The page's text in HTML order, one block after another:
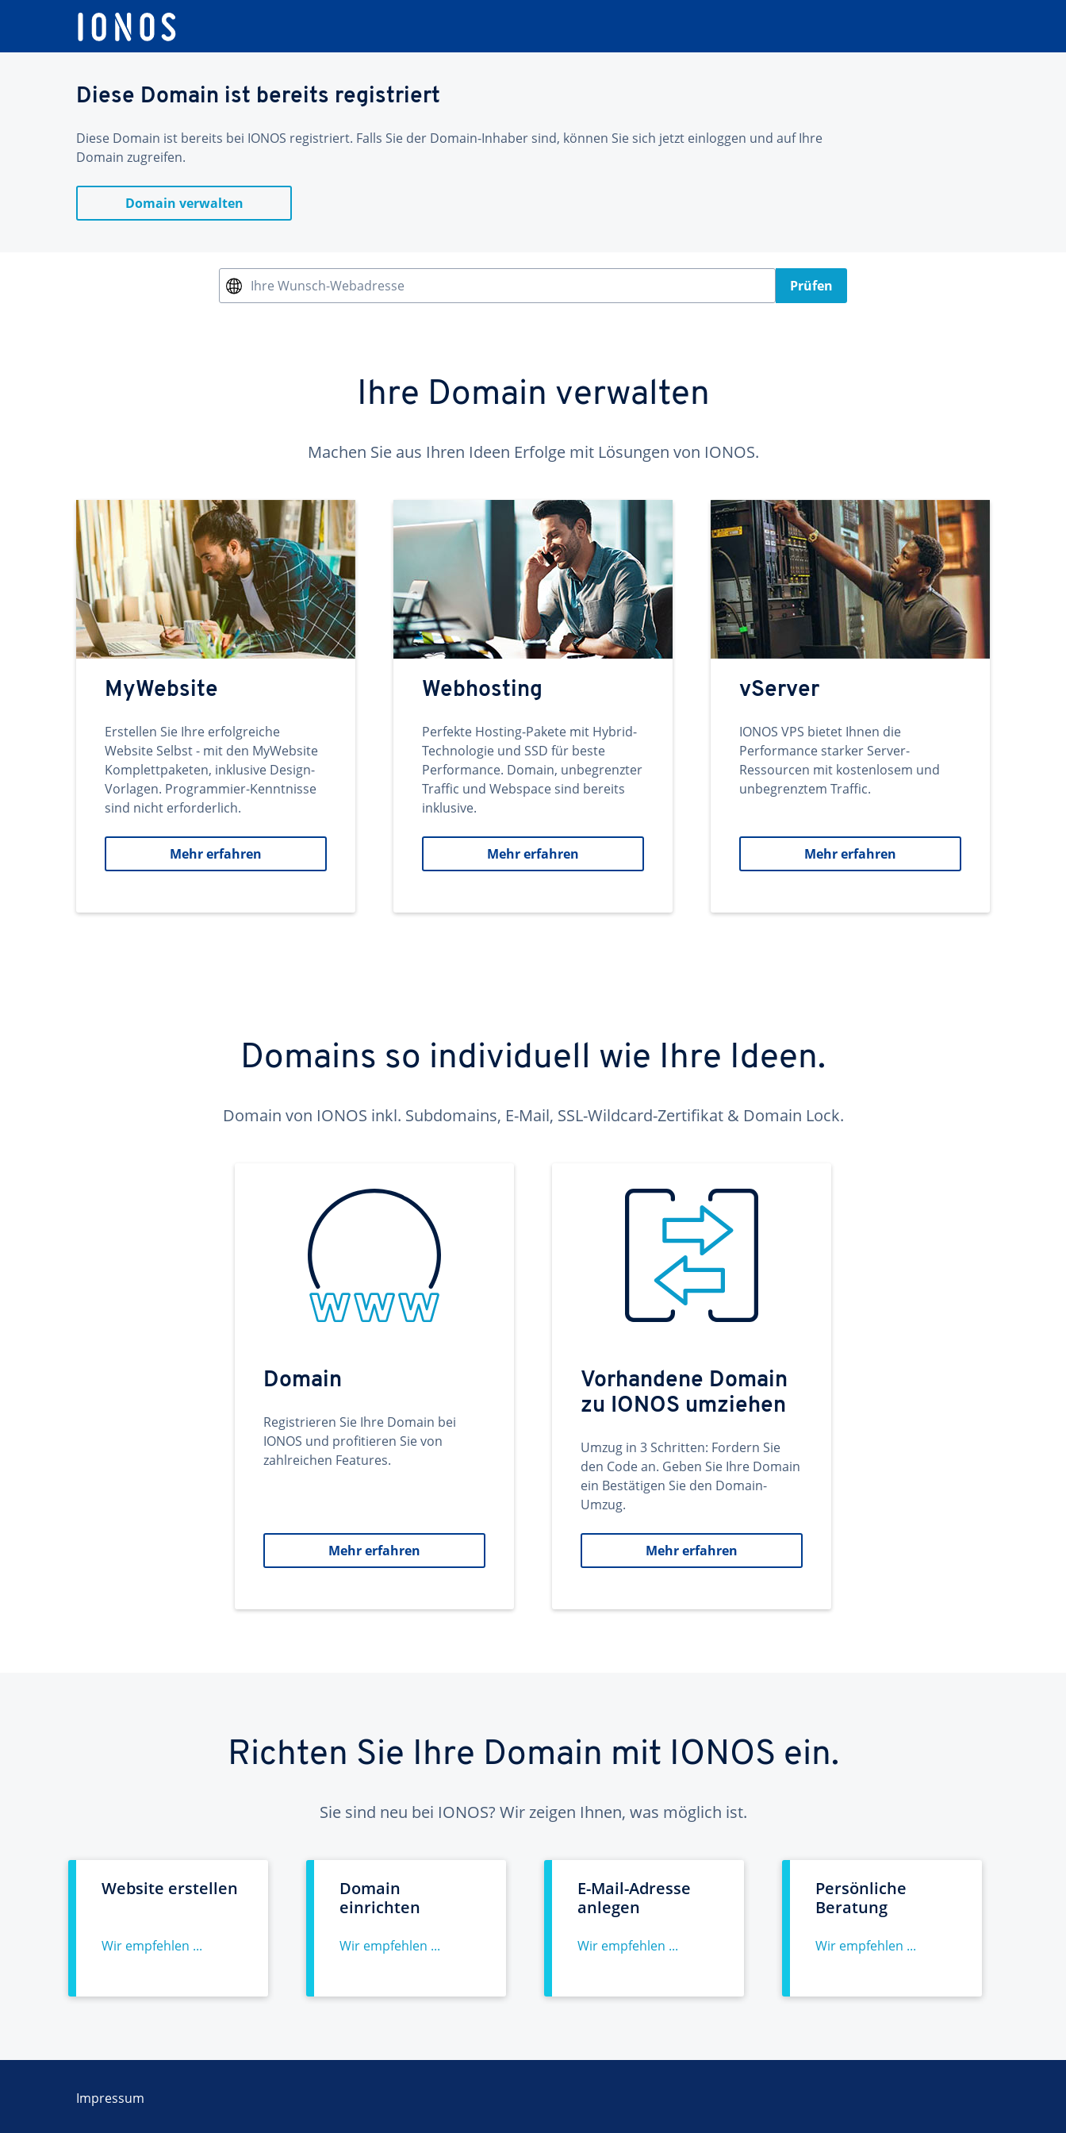
Diese Domain ist bereits registriert
Diese Domain ist bereits bei IONOS registriert. Falls Sie der Domain-Inhaber sind, können Sie sich jetzt einloggen und auf Ihre
Domain zugreifen.
Domain verwalten
Ihre Wunsch-Webadresse Prüfen
Ihre Domain verwalten
Machen Sie aus Ihren Ideen Erfolge mit Lösungen von IONOS.
MyWebsite
Erstellen Sie Ihre erfolgreiche
Website Selbst - mit den MyWebsite
Komplettpaketen, inklusive Design-
Vorlagen. Programmier-Kenntnisse
sind nicht erforderlich.
Mehr erfahren
Webhosting
Perfekte Hosting-Pakete mit Hybrid-
Technologie und SSD für beste
Performance. Domain, unbegrenzter
Traffic und Webspace sind bereits
inklusive.
Mehr erfahren
vServer
IONOS VPS bietet Ihnen die
Performance starker Server-
Ressourcen mit kostenlosem und
unbegrenztem Traffic.
Mehr erfahren
Domains so individuell wie Ihre Ideen.
Domain von IONOS inkl. Subdomains, E-Mail, SSL-Wildcard-Zertifikat & Domain Lock.
Domain
Registrieren Sie Ihre Domain bei
IONOS und profitieren Sie von
zahlreichen Features.
Mehr erfahren
Vorhandene Domain
zu IONOS umziehen
Umzug in 3 Schritten: Fordern Sie
den Code an. Geben Sie Ihre Domain
ein Bestätigen Sie den Domain-
Umzug.
Mehr erfahren
Richten Sie Ihre Domain mit IONOS ein.
Sie sind neu bei IONOS? Wir zeigen Ihnen, was möglich ist.
Website erstellen
Wir empfehlen ...
Domain
einrichten
Wir empfehlen ...
E-Mail-Adresse
anlegen
Wir empfehlen ...
Persönliche
Beratung
Wir empfehlen ...
Impressum